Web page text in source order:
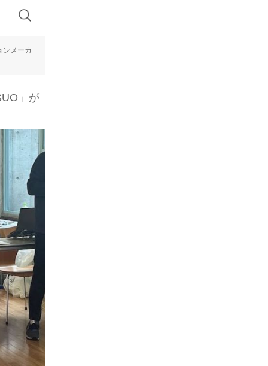
ンメーカ
」が